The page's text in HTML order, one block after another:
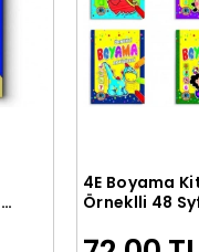
4E Boyama
Örneklli 48